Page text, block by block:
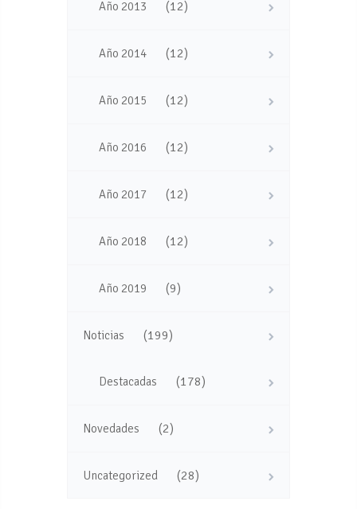
Año 2013 (12)
Año 2014 (12)
Año 2015 (12)
Año 2016 (12)
Año 2017 (12)
Año 2018 (12)
Año 2019 (9)
Noticias (199)
Destacadas (178)
Novedades (2)
Uncategorized (28)